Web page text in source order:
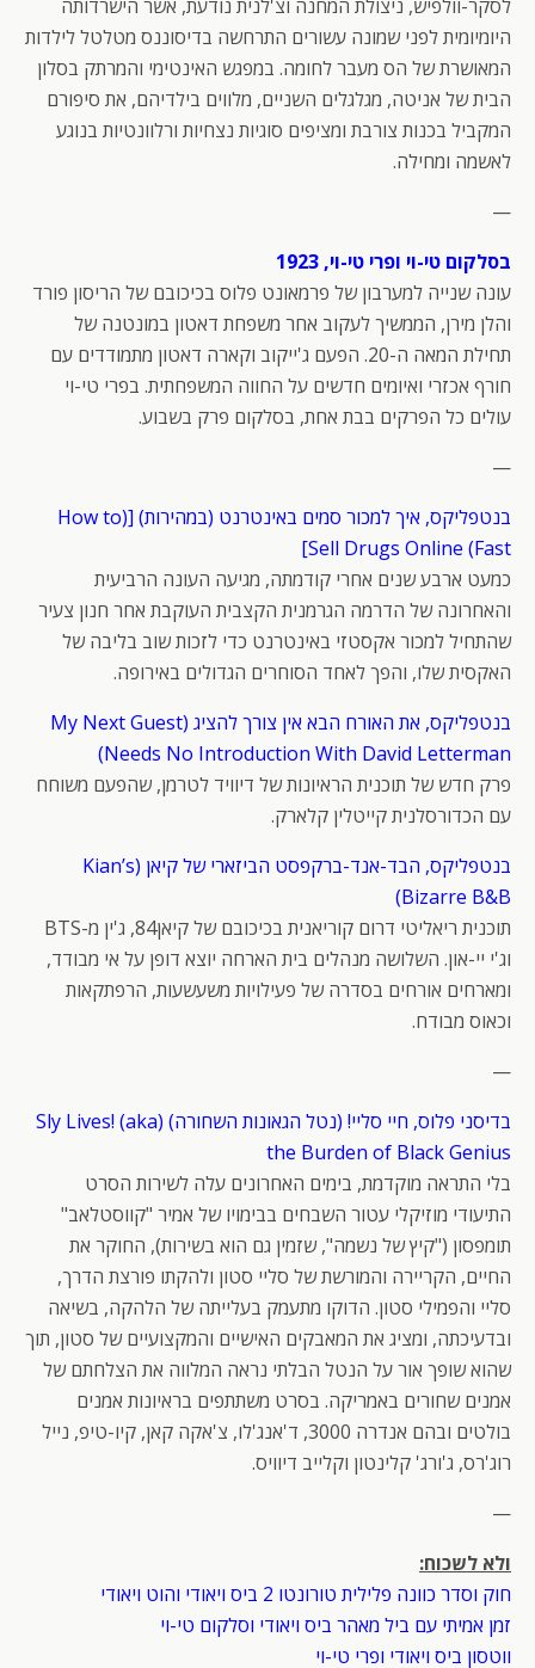
לסקר-וולפיש, ניצולת המחנה וצ'לנית נודעת, אשר הישרדותה
היומיומית לפני שמונה עשורים התרחשה בדיסוננס מטלטל לילדות
המאושרת של הס מעבר לחומה. במפגש האינטימי והמרתק בסלון
הבית של אניטה, מגלגלים השניים, מלווים בילדיהם, את סיפורם
המקביל בכנות צורבת ומציפים סוגיות נצחיות ורלוונטיות בנוגע
לאשמה ומחילה.
—
בסלקום טי-וי ופרי טי-וי, 1923
עונה שנייה למערבון של פרמאונט פלוס בכיכובם של הריסון פורד
והלן מירן, הממשיך לעקוב אחר משפחת דאטון במונטנה של
תחילת המאה ה-20. הפעם ג'ייקוב וקארה דאטון מתמודדים עם
חורף אכזרי ואיומים חדשים על החווה המשפחתית. בפרי טי-וי
עולים כל הפרקים בבת אחת, בסלקום פרק בשבוע.
—
בנטפליקס, איך למכור סמים באינטרנט (במהירות) [(How to
Sell Drugs Online (Fast]
כמעט ארבע שנים אחרי קודמתה, מגיעה העונה הרביעית
והאחרונה של הדרמה הגרמנית הקצבית העוקבת אחר חנון צעיר
שהתחיל למכור אקסטזי באינטרנט כדי לזכות שוב בליבה של
האקסית שלו, והפך לאחד הסוחרים הגדולים באירופה.
בנטפליקס, את האורח הבא אין צורך להציג (My Next Guest
Needs No Introduction With David Letterman)
פרק חדש של תוכנית הראיונות של דיוויד לטרמן, שהפעם משוחח
עם הכדורסלנית קייטלין קלארק.
בנטפליקס, הבד-אנד-ברקפסט הביזארי של קיאן (Kian’s
Bizarre B&B)
תוכנית ריאליטי דרום קוריאנית בכיכובם של קיאן84, ג'ין מ-BTS
וג'י יי-און. השלושה מנהלים בית הארחה יוצא דופן על אי מבודד,
ומארחים אורחים בסדרה של פעילויות משעשעות, הרפתקאות
וכאוס מבודח.
—
בדיסני פלוס, חיי סליי! (נטל הגאונות השחורה) (Sly Lives! (aka
the Burden of Black Genius
בלי התראה מוקדמת, בימים האחרונים עלה לשירות הסרט
התיעודי מוזיקלי עטור השבחים בבימויו של אמיר "קווסטלאב"
תומפסון ("קיץ של נשמה", שזמין גם הוא בשירות), החוקר את
החיים, הקריירה והמורשת של סליי סטון ולהקתו פורצת הדרך,
סליי והפמילי סטון. הדוקו מתעמק בעלייתה של הלהקה, בשיאה
ובדעיכתה, ומציג את המאבקים האישיים והמקצועיים של סטון, תוך
שהוא שופך אור על הנטל הבלתי נראה המלווה את הצלחתם של
אמנים שחורים באמריקה. בסרט משתתפים בראיונות אמנים
בולטים ובהם אנדרה 3000, ד'אנג'לו, צ'אקה קאן, קיו-טיפ, נייל
רוג'רס, ג'ורג' קלינטון וקלייב דיוויס.
—
ולא לשכוח:
חוק וסדר כוונה פלילית טורונטו 2 ביס ויאודי והוט ויאודי
זמן אמיתי עם ביל מאהר ביס ויאודי וסלקום טי-וי
ווטסון ביס ויאודי ופרי טי-וי